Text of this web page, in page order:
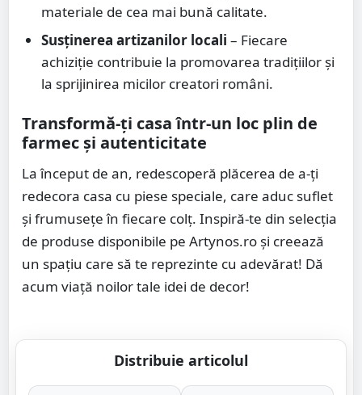
materiale de cea mai bună calitate.
Susținerea artizanilor locali – Fiecare
achiziție contribuie la promovarea tradițiilor și
la sprijinirea micilor creatori români.
Transformă-ți casa într-un loc plin de
farmec și autenticitate
La început de an, redescoperă plăcerea de a-ți
redecora casa cu piese speciale, care aduc suflet
și frumusețe în fiecare colț. Inspiră-te din selecția
de produse disponibile pe Artynos.ro și creează
un spațiu care să te reprezinte cu adevărat! Dă
acum viață noilor tale idei de decor!
Distribuie articolul